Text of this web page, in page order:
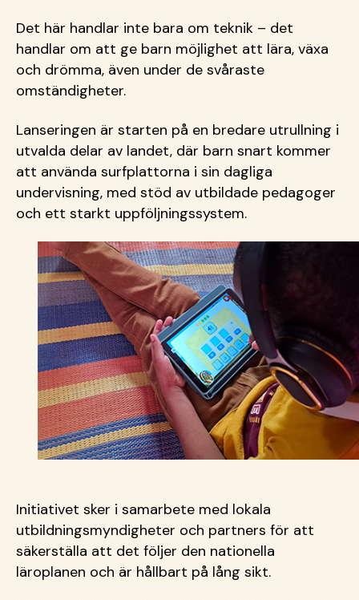
Det här handlar inte bara om teknik – det
handlar om att ge barn möjlighet att lära, växa
och drömma, även under de svåraste
omständigheter.
Lanseringen är starten på en bredare utrullning i
utvalda delar av landet, där barn snart kommer
att använda surfplattorna i sin dagliga
undervisning, med stöd av utbildade pedagoger
och ett starkt uppföljningssystem.
Initiativet sker i samarbete med lokala
utbildningsmyndigheter och partners för att
säkerställa att det följer den nationella
läroplanen och är hållbart på lång sikt.